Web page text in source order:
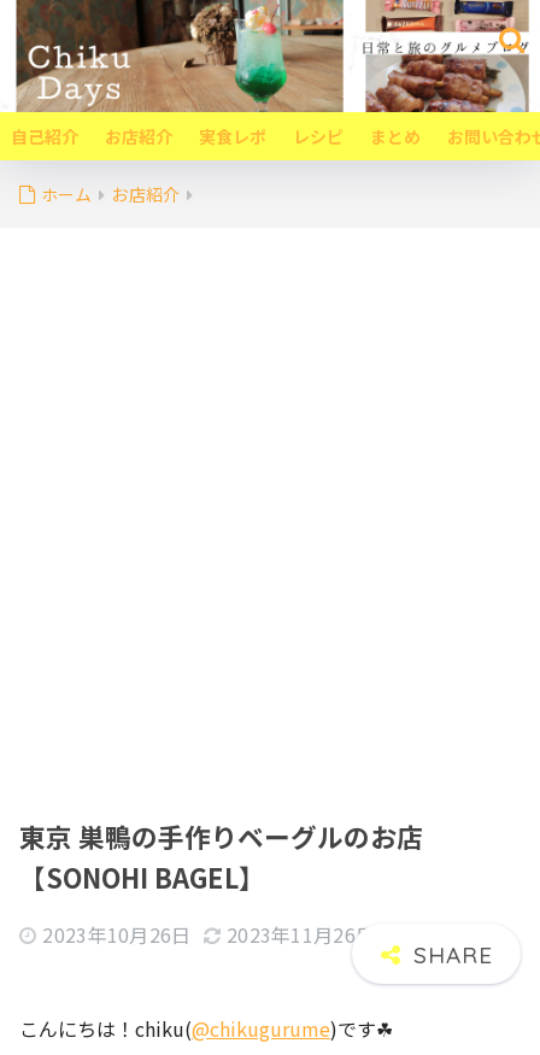
自己紹介 お店紹介 実食レポ レシピ まとめ お問い合わ
ホーム お店紹介
東京 巣鴨の手作りベーグルのお店
【SONOHI BAGEL】
2023年10月26日 2023年11月26日
こんにちは！chiku(@chikugurume)です☘